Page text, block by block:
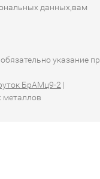
данных,вам
указание
БрАМц9-2 |
металлов